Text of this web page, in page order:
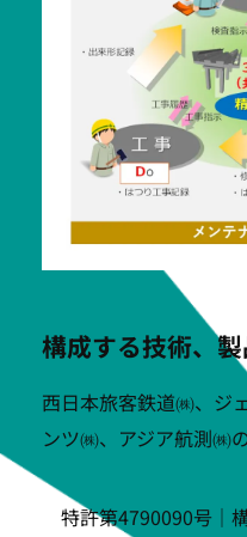
構成する技術、
西日本旅客鉄道㈱、ジ
ンツ㈱、アジア航測㈱
特許第4790090号｜